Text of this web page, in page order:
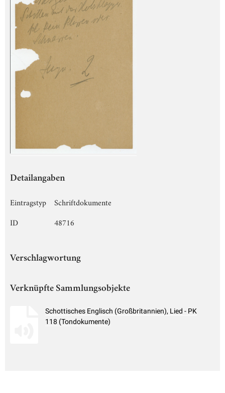
Detailangaben
Eintragstyp
Schriftdokumente
ID
48716
Verschlagwortung
Verknüpfte Sammlungsobjekte
Schottisches Englisch (Großbritannien), Lied - PK
118 (Tondokumente)